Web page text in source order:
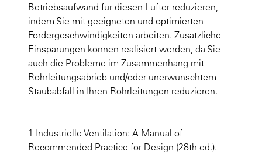
Betriebsaufwand für diesen Lüfter reduzieren,
indem Sie mit geeigneten und optimierten
Fördergeschwindigkeiten arbeiten. Zusätzliche
Einsparungen können realisiert werden, da Sie
auch die Probleme im Zusammenhang mit
Rohrleitungsabrieb und/oder unerwünschtem
Staubabfall in Ihren Rohrleitungen reduzieren.
1 Industrielle Ventilation: A Manual of
Recommended Practice for Design (28th ed.).